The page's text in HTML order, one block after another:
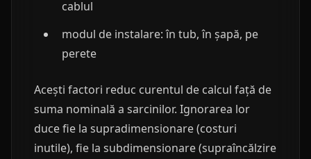
cablul
modul de instalare: în tub, în șapă, pe
perete
Acești factori reduc curentul de calcul față de
suma nominală a sarcinilor. Ignorarea lor
duce fie la supradimensionare (costuri
inutile), fie la subdimensionare (supraîncălzire